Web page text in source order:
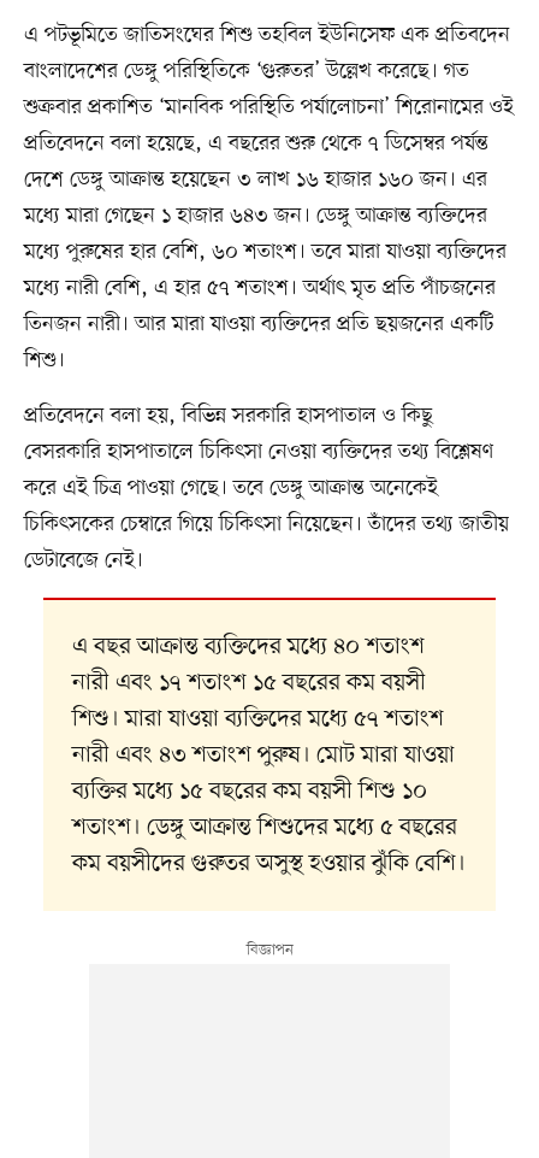
এ পটভূমিতে জাতিসংঘের শিশু তহবিল ইউনিসেফ এক প্রতিবদেন
বাংলাদেশের ডেঙ্গু পরিস্থিতিকে ‘গুরুতর’ উল্লেখ করেছে। গত
শুক্রবার প্রকাশিত ‘মানবিক পরিস্থিতি পর্যালোচনা’ শিরোনামের ওই
প্রতিবেদনে বলা হয়েছে, এ বছরের শুরু থেকে ৭ ডিসেম্বর পর্যন্ত
দেশে ডেঙ্গু আক্রান্ত হয়েছেন ৩ লাখ ১৬ হাজার ১৬০ জন। এর
মধ্যে মারা গেছেন ১ হাজার ৬৪৩ জন। ডেঙ্গু আক্রান্ত ব্যক্তিদের
মধ্যে পুরুষের হার বেশি, ৬০ শতাংশ। তবে মারা যাওয়া ব্যক্তিদের
মধ্যে নারী বেশি, এ হার ৫৭ শতাংশ। অর্থাৎ মৃত প্রতি পাঁচজনের
তিনজন নারী। আর মারা যাওয়া ব্যক্তিদের প্রতি ছয়জনের একটি
শিশু।
প্রতিবেদনে বলা হয়, বিভিন্ন সরকারি হাসপাতাল ও কিছু
বেসরকারি হাসপাতালে চিকিৎসা নেওয়া ব্যক্তিদের তথ্য বিশ্লেষণ
করে এই চিত্র পাওয়া গেছে। তবে ডেঙ্গু আক্রান্ত অনেকেই
চিকিৎসকের চেম্বারে গিয়ে চিকিৎসা নিয়েছেন। তাঁদের তথ্য জাতীয়
ডেটাবেজে নেই।
এ বছর আক্রান্ত ব্যক্তিদের মধ্যে ৪০ শতাংশ
নারী এবং ১৭ শতাংশ ১৫ বছরের কম বয়সী
শিশু। মারা যাওয়া ব্যক্তিদের মধ্যে ৫৭ শতাংশ
নারী এবং ৪৩ শতাংশ পুরুষ। মোট মারা যাওয়া
ব্যক্তির মধ্যে ১৫ বছরের কম বয়সী শিশু ১০
শতাংশ। ডেঙ্গু আক্রান্ত শিশুদের মধ্যে ৫ বছরের
কম বয়সীদের গুরুতর অসুস্থ হওয়ার ঝুঁকি বেশি।